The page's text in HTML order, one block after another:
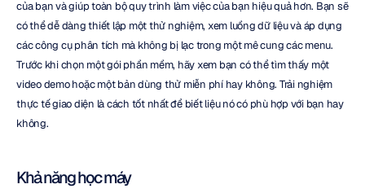
của bạn và giúp toàn bộ quy trình làm việc của bạn hiệu quả hơn. Bạn sẽ
có thể dễ dàng thiết lập một thử nghiệm, xem luồng dữ liệu và áp dụng
các công cụ phân tích mà không bị lạc trong một mê cung các menu.
Trước khi chọn một gói phần mềm, hãy xem bạn có thể tìm thấy một
video demo hoặc một bản dùng thử miễn phí hay không. Trải nghiệm
thực tế giao diện là cách tốt nhất để biết liệu nó có phù hợp với bạn hay
không.
Khả năng học máy